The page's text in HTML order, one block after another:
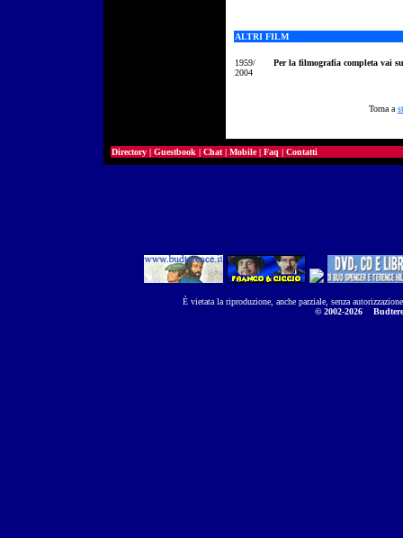
ALTRI FILM
1959/
2004
Per la filmografia completa vai
Torna a
Directory | Guestbook | Chat | Mobile| Faq | Contatti
È vietata la riproduzione, anche parziale, senza
© 2002-2026